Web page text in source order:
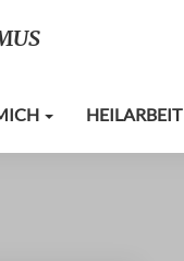
HEILARBEIT